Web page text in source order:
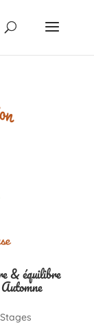
& équilibre
Stages